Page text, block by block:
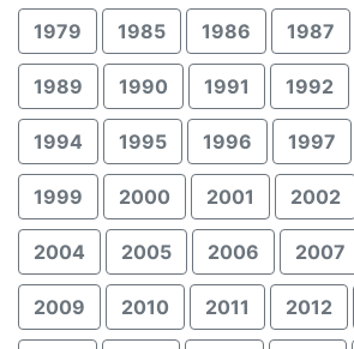
1979 1985 1986 1987
1989 1990 1991 1992
1994 1995 1996 1997
1999 2000 2001 2002
2004 2005 2006 2007
2009 2010 2011 2012